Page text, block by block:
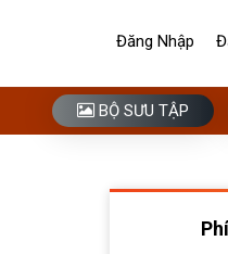
Đăng Nhập
BỘ SƯU TẬP